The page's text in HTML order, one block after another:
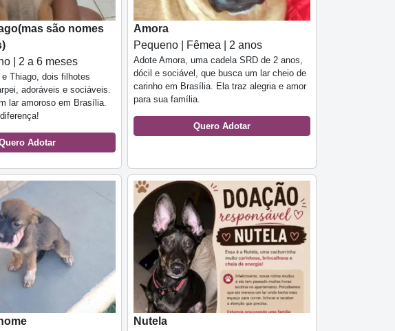
são nomes
| 2 a 6 meses
Thiago, dois filhotes
adoráveis e sociáveis.
lar amoroso em Brasília.
Adotar
Amora
Pequeno | Fêmea | 2 anos
Adote Amora, uma cadela SRD de 2 anos,
dócil e sociável, que busca um lar cheio de
carinho em Brasília. Ela traz alegria e amor
para sua família.
Quero Adotar
Nutela